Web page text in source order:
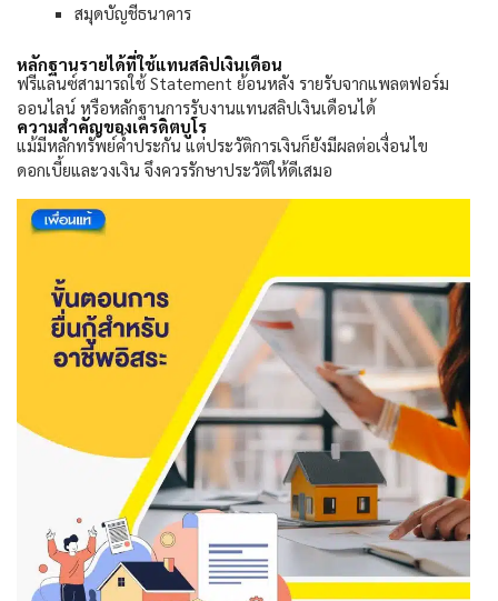
สมุดบัญชีธนาคาร
หลักฐานรายได้ที่ใช้แทนสลิปเงินเดือน
ฟรีแลนซ์สามารถใช้ Statement ย้อนหลัง รายรับจากแพลตฟอร์ม
ออนไลน์ หรือหลักฐานการรับงานแทนสลิปเงินเดือนได้
ความสำคัญของเครดิตบูโร
แม้มีหลักทรัพย์ค้ำประกัน แต่ประวัติการเงินก็ยังมีผลต่อเงื่อนไข
ดอกเบี้ยและวงเงิน จึงควรรักษาประวัติให้ดีเสมอ